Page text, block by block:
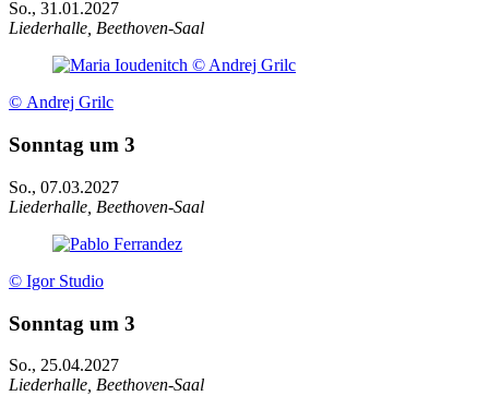
So., 31.01.2027
Liederhalle, Beethoven-Saal
© Andrej Grilc
Sonntag um 3
So., 07.03.2027
Liederhalle, Beethoven-Saal
© Igor Studio
Sonntag um 3
So., 25.04.2027
Liederhalle, Beethoven-Saal